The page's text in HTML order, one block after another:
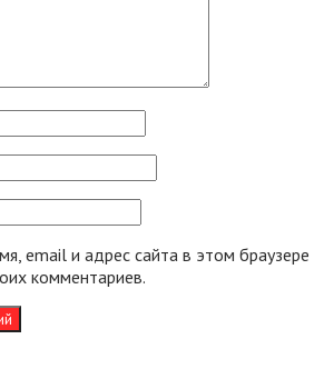
email и адрес сайта в этом браузере
комментариев.